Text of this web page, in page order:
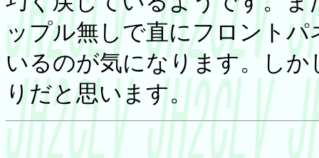
ップル無しで直にフロント
いるのが気になります。し
りだと思います。